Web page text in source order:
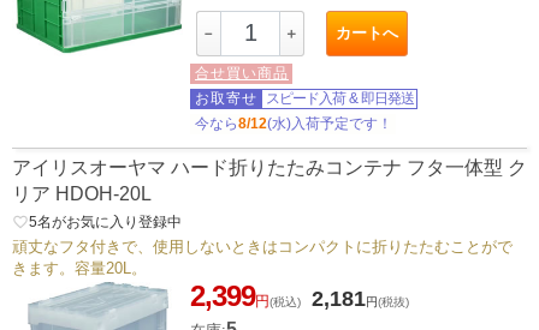
－ ＋ カートへ
合せ買い商品
お取寄せ
スピード入荷 & 即日発送
今なら8/12(水)入荷予定です！
アイリスオーヤマ ハード折りたたみコンテナ フタ一体型 ク
リア HDOH-20L
favorite_border5名がお気に入り登録中
頑丈なフタ付きで、使用しないときはコンパクトに折りたたむことがで
きます。容量20L。
2,399円(税込) 2,181円(税抜)